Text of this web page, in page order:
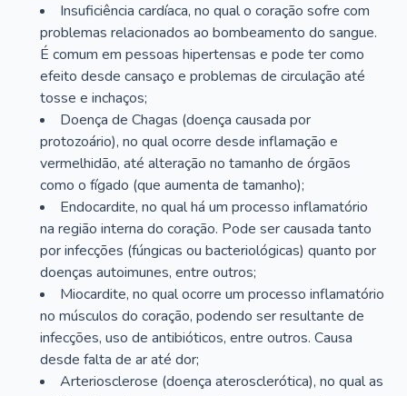
Insuficiência cardíaca, no qual o coração sofre com
problemas relacionados ao bombeamento do sangue.
É comum em pessoas hipertensas e pode ter como
efeito desde cansaço e problemas de circulação até
tosse e inchaços;
Doença de Chagas (doença causada por
protozoário), no qual ocorre desde inflamação e
vermelhidão, até alteração no tamanho de órgãos
como o fígado (que aumenta de tamanho);
Endocardite, no qual há um processo inflamatório
na região interna do coração. Pode ser causada tanto
por infecções (fúngicas ou bacteriológicas) quanto por
doenças autoimunes, entre outros;
Miocardite, no qual ocorre um processo inflamatório
no músculos do coração, podendo ser resultante de
infecções, uso de antibióticos, entre outros. Causa
desde falta de ar até dor;
Arteriosclerose (doença aterosclerótica), no qual as